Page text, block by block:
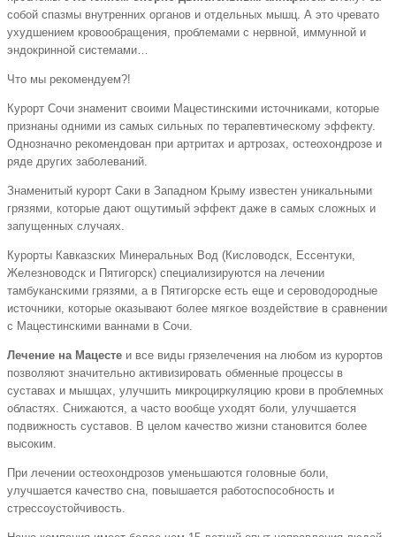
собой спазмы внутренних органов и отдельных мышц. А это чревато
ухудшением кровообращения, проблемами с нервной, иммунной и
эндокринной системами…
Что мы рекомендуем?!
Курорт Сочи знаменит своими Мацестинскими источниками, которые
признаны одними из самых сильных по терапевтическому эффекту.
Однозначно рекомендован при артритах и артрозах, остеохондрозе и
ряде других заболеваний.
Знаменитый курорт Саки в Западном Крыму известен уникальными
грязями, которые дают ощутимый эффект даже в самых сложных и
запущенных случаях.
Курорты Кавказских Минеральных Вод (Кисловодск, Ессентуки,
Железноводск и Пятигорск) специализируются на лечении
тамбуканскими грязями, а в Пятигорске есть еще и сероводородные
источники, которые оказывают более мягкое воздействие в сравнении
с Мацестинскими ваннами в Сочи.
Лечение на Мацесте и все виды грязелечения на любом из курортов
позволяют значительно активизировать обменные процессы в
суставах и мышцах, улучшить микроциркуляцию крови в проблемных
областях. Снижаются, а часто вообще уходят боли, улучшается
подвижность суставов. В целом качество жизни становится более
высоким.
При лечении остеохондрозов уменьшаются головные боли,
улучшается качество сна, повышается работоспособность и
стрессоустойчивость.